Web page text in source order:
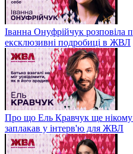
Іванна Онуфрійчук
ексклюзивні подробиці в ЖВЛ
Про що Ель Кравчук ще нікому
заплакав у інтерв'ю для ЖВЛ